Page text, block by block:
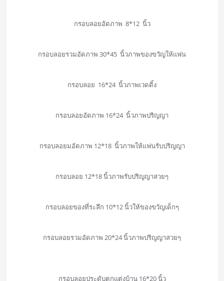
กรอบลอยอัดภาพ 8*12 นิ้ว
กรอบลอยรวมอัดภาพ 30*45 นิ้วภาพของขวัญให้แฟน
กรอบลอย 16*24 นิ้วภาพเวดดิ้ง
กรอบลอยอัดภาพ 16*24 นิ้วภาพปริญญา
กรอบลอยมอัดภาพ 12*18 นิ้วภาพให้แฟนรับปริญญา
กรอบลอย 12*18 นิ้วภาพรับปริญญาสวยๆ
กรอบลอยของที่ระลึก 10*12 นิ้วให้ของขวัญเด็กๆ
กรอบลอยรวมอัดภาพ 20*24 นิ้วภาพปริญญาสวยๆ
กรอบลอยประดับตกแต่งบ้าน 16*20 นิ้ว